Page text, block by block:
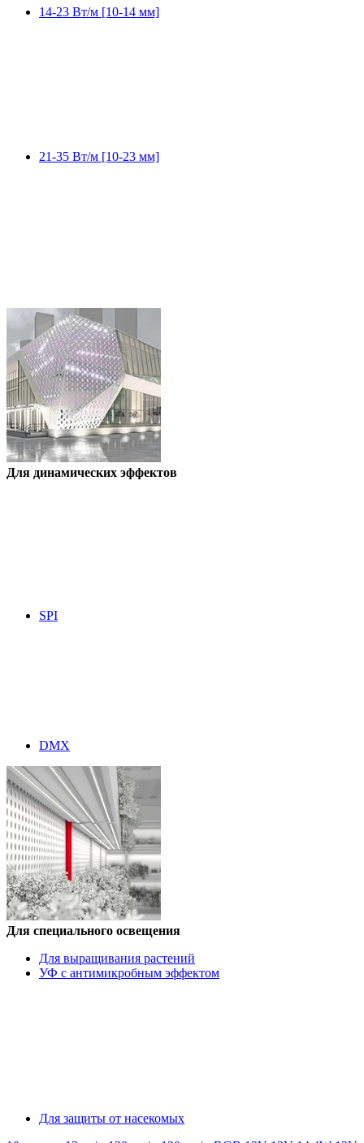
14-23 Вт/м [10-14 мм]
21-35 Вт/м [10-23 мм]
Для динамических эффектов
SPI
DMX
Для специального освещения
Для выращивания растений
УФ с антимикробным эффектом
Для защиты от насекомых